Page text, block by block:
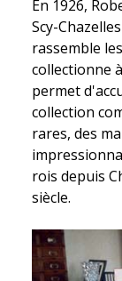
En 1926,
Scy-
rassemble
collectionne
permet
collection
rares, des
rois depuis
siècle.